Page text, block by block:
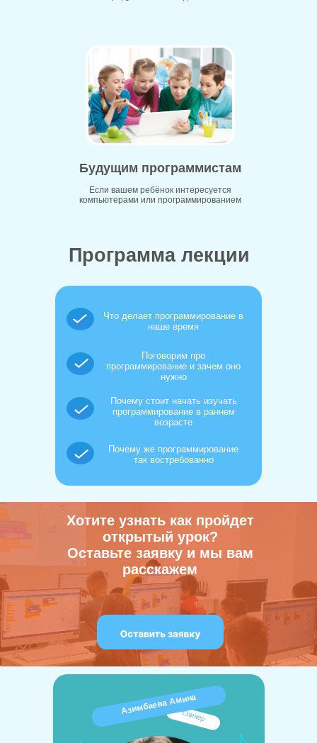
Будущим программистам
Если вашем ребёнок интересуется
компьютерами или программированием
Поговорим про
программирование и зачем оно
нужно
Почему же программирование
так востребованно
Что делает программирование в
наше время
Почему стоит начать изучать
программирование в раннем
возрасте
Программа лекции
Хотите узнать как пройдет
открытый урок?
Оставьте заявку и мы вам
расскажем
Азимбаева Амина
Спикер